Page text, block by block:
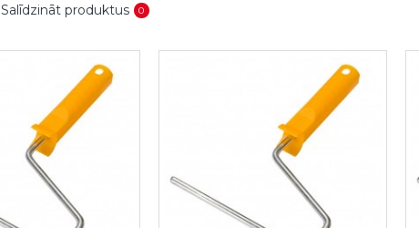
Salīdzināt produktus 0